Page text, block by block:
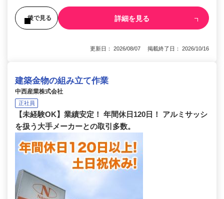
後で見る 詳細を見る
更新日： 2026/08/07 掲載終了日： 2026/10/16
建築金物の組み立て作業
中西産業株式会社
正社員
【未経験OK】業績安定！ 年間休日120日！ アルミサッシ
を扱う大手メーカーとの取引多数。